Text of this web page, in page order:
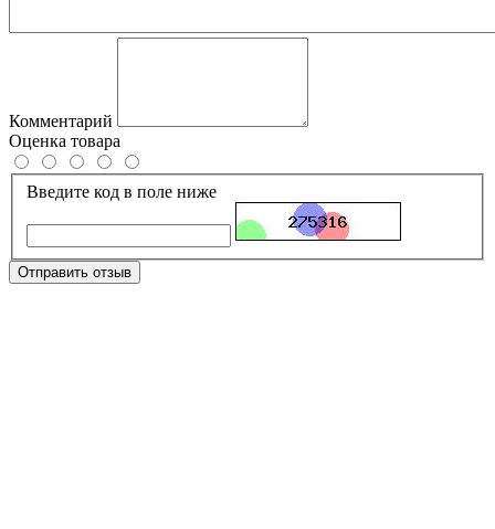
Комментарий
Оценка товара
Введите код в поле ниже
Отправить отзыв